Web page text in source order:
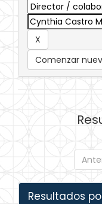
Comenzar
Resultados